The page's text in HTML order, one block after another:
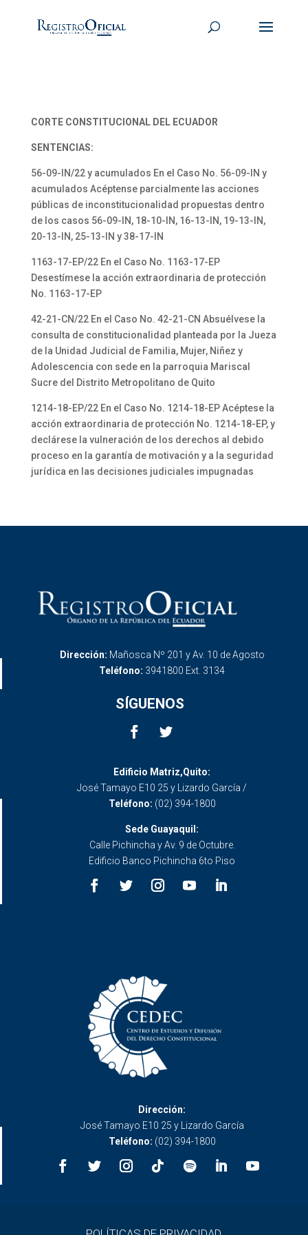
CORTE CONSTITUCIONAL DEL ECUADOR
SENTENCIAS:
56-09-IN/22 y acumulados En el Caso No. 56-09-IN y
acumulados Acéptense parcialmente las acciones
públicas de inconstitucionalidad propuestas dentro
de los casos 56-09-IN, 18-10-IN, 16-13-IN, 19-13-IN,
20-13-IN, 25-13-IN y 38-17-IN
1163-17-EP/22 En el Caso No. 1163-17-EP
Desestímese la acción extraordinaria de protección
No. 1163-17-EP
42-21-CN/22 En el Caso No. 42-21-CN Absuélvese la
consulta de constitucionalidad planteada por la Jueza
de la Unidad Judicial de Familia, Mujer, Niñez y
Adolescencia con sede en la parroquia Mariscal
Sucre del Distrito Metropolitano de Quito
1214-18-EP/22 En el Caso No. 1214-18-EP Acéptese la
acción extraordinaria de protección No. 1214-18-EP, y
declárese la vulneración de los derechos al debido
proceso en la garantía de motivación y a la seguridad
jurídica en las decisiones judiciales impugnadas
Dirección: Mañosca Nº 201 y Av. 10 de Agosto
Teléfono: 3941800 Ext. 3134
SÍGUENOS
Edificio Matriz,Quito:
José Tamayo E10 25 y Lizardo García /
Teléfono: (02) 394-1800
Sede Guayaquil:
Calle Pichincha y Av. 9 de Octubre.
Edificio Banco Pichincha 6to Piso
Dirección:
José Tamayo E10 25 y Lizardo García
Teléfono: (02) 394-1800